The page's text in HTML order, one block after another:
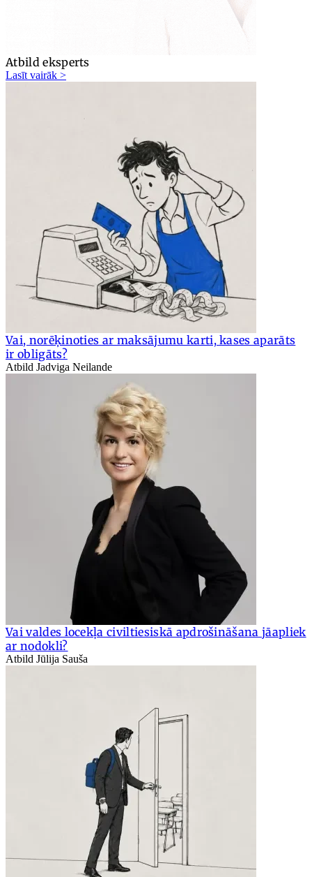
Atbild eksperts
Lasīt vairāk >
Vai, norēķinoties ar maksājumu karti, kases aparāts
ir obligāts?
Atbild Jadviga Neilande
Vai valdes locekļa civiltiesiskā apdrošināšana jāapliek
ar nodokli?
Atbild Jūlija Sauša